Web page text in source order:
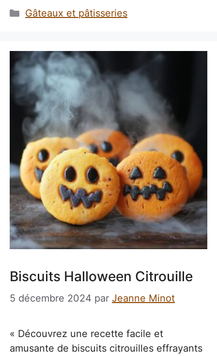
Catégories
Gâteaux et pâtisseries
Biscuits Halloween Citrouille
5 décembre 2024 par Jeanne Minot
« Découvrez une recette facile et
amusante de biscuits citrouilles effrayants